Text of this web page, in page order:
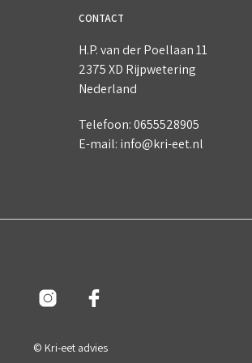
CONTACT
H.P. van der Poellaan 11
2375 XD Rijpwetering
Nederland
Telefoon: 0655528905
E-mail: info@kri-eet.nl
© Kri-eet advies